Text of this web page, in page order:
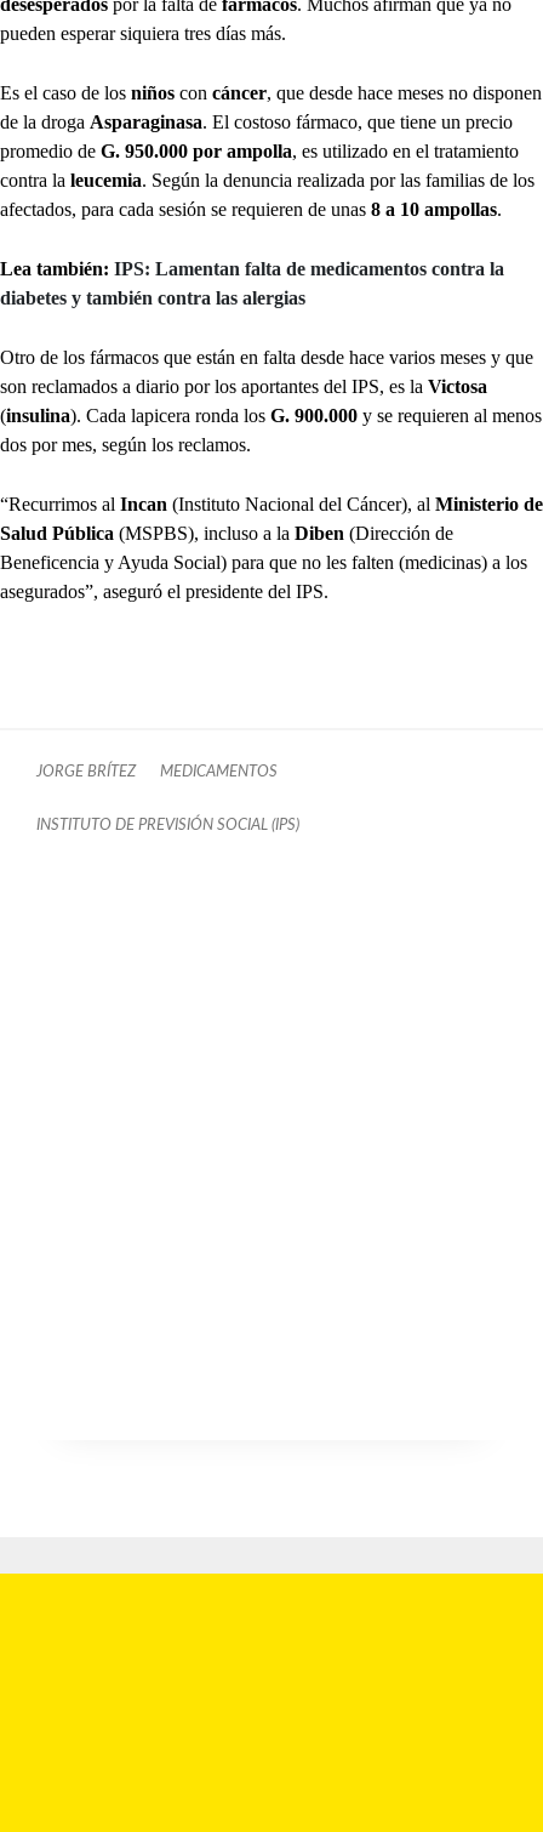
pueden esperar siquiera tres días más.
Es el caso de los niños con cáncer, que desde hace meses no disponen
de la droga Asparaginasa. El costoso fármaco, que tiene un precio
promedio de G. 950.000 por ampolla, es utilizado en el tratamiento
contra la leucemia. Según la denuncia realizada por las familias de los
afectados, para cada sesión se requieren de unas 8 a 10 ampollas.
Lea también: IPS: Lamentan falta de medicamentos contra la
diabetes y también contra las alergias
Otro de los fármacos que están en falta desde hace varios meses y que
son reclamados a diario por los aportantes del IPS, es la Victosa
(insulina). Cada lapicera ronda los G. 900.000 y se requieren al menos
dos por mes, según los reclamos.
“Recurrimos al Incan (Instituto Nacional del Cáncer), al Ministerio de
Salud Pública (MSPBS), incluso a la Diben (Dirección de
Beneficencia y Ayuda Social) para que no les falten (medicinas) a los
asegurados”, aseguró el presidente del IPS.
JORGE BRÍTEZ MEDICAMENTOS
INSTITUTO DE PREVISIÓN SOCIAL (IPS)